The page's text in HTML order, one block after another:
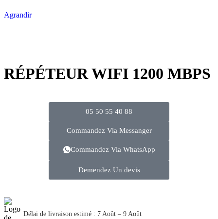
Agrandir
RÉPÉTEUR WIFI 1200 MBPS
05 50 55 40 88
Commandez Via Messanger
Commandez Via WhatsApp
Demendez Un devis
Délai de livraison estimé : 7 Août – 9 Août